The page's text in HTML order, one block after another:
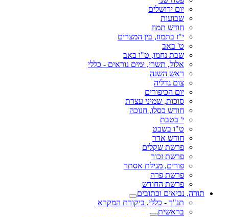
יום ירושלים
שבועות
חודש תמוז
י"ז בתמוז, בין המצרים
ט' באב
שבת נחמו, ט"ו באב
אלול, תשרי, ימים נוראים - כללי
ראש השנה
צום גדליה
יום הכיפורים
סוכות, שמיני עצרת
חודש כסלו, חנוכה
י' בטבת
ט"ו בשבט
חודש אדר
פרשת שקלים
פרשת זכור
פורים, מגילת אסתר
פרשת פרה
פרשת החודש
תורה, נביאים וכתובים
תנ"ך - כללי, ביקורת המקרא
בראשית